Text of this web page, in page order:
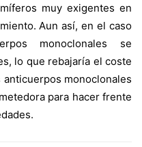
muy exigentes en
Aun así, en el caso
monoclonales se
lo que rebajaría el coste
monoclonales
para hacer frente